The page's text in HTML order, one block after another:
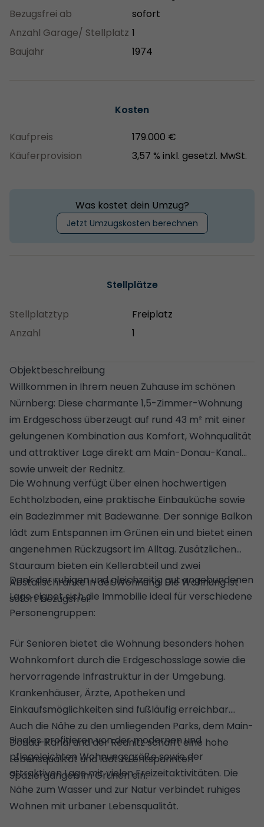
Bezugsfrei ab
sofort
Anzahl Garage/ Stellplatz 1
Baujahr
1974
Kosten
Kaufpreis
179.000 €
Käuferprovision
3,57 % inkl. gesetzl. MwSt.
Was kostet dein Umzug?
Jetzt Umzugskosten berechnen
Stellplätze
Stellplatztyp
Freiplatz
Anzahl
1
Objektbeschreibung
Willkommen in Ihrem neuen Zuhause im schönen
Nürnberg: Diese charmante 1,5-Zimmer-Wohnung
im Erdgeschoss überzeugt auf rund 43 m² mit einer
gelungenen Kombination aus Komfort, Wohnqualität
und attraktiver Lage direkt am Main-Donau-Kanal
sowie unweit der Rednitz.
Die Wohnung verfügt über einen hochwertigen
Echtholzboden, eine praktische Einbauküche sowie
ein Badezimmer mit Badewanne. Der sonnige Balkon
lädt zum Entspannen im Grünen ein und bietet einen
angenehmen Rückzugsort im Alltag. Zusätzlichen
Stauraum bieten ein Kellerabteil und zwei
Abställschränke in der Wohnung. Die Wohnung ist
sofort bezugsfrei!
Dank der ruhigen und gleichzeitig gut angebundenen
Lage eignet sich die Immobilie ideal für verschiedene
Personengruppen:
Für Senioren bietet die Wohnung besonders hohen
Wohnkomfort durch die Erdgeschosslage sowie die
hervorragende Infrastruktur in der Umgebung.
Krankenhäuser, Ärzte, Apotheken und
Einkaufsmöglichkeiten sind fußläufig erreichbar.
Auch die Nähe zu den umliegenden Parks, dem Main-
Donau-Kanal und der Rednitz schafft eine hohe
Lebensqualität und lädt zu entspannten
Spaziergängen im Grünen ein.
Singles profitieren von der modernen und
pflegeleichten Wohnungsgröße sowie der
attraktiven Lage mit vielen Freizeitaktivitäten. Die
Nähe zum Wasser und zur Natur verbindet ruhiges
Wohnen mit urbaner Lebensqualität.